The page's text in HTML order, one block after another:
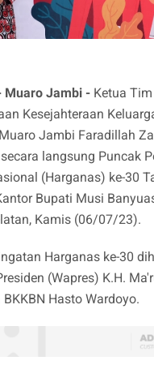
Muaro Jambi -Ketua Tim
Kesejahteraan
Jambi Faradillah
langsung Puncak
(Harganas) ke-30
Bupati Musi
Kamis (06/07/23).
Harganas ke-30
(Wapres) K.H.
Hasto Wardoyo.